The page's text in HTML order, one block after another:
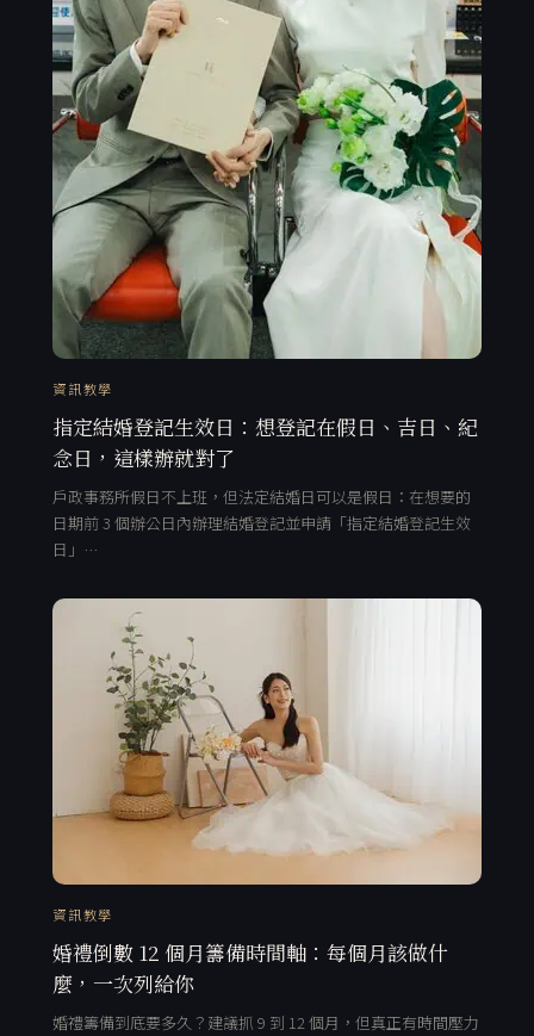
資訊教學
指定結婚登記生效日：想登記在假日、吉日、紀
念日，這樣辦就對了
戶政事務所假日不上班，但法定結婚日可以是假日：在想要的
日期前 3 個辦公日內辦理結婚登記並申請「指定結婚登記生效
日」…
資訊教學
婚禮倒數 12 個月籌備時間軸：每個月該做什
麼，一次列給你
婚禮籌備到底要多久？建議抓 9 到 12 個月，但真正有時間壓力